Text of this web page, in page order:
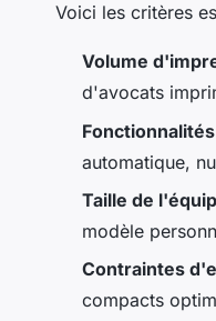
Voici les critères
Volume
d'avocats
automatique,
Taille de
modèle
Contraintes
compacts